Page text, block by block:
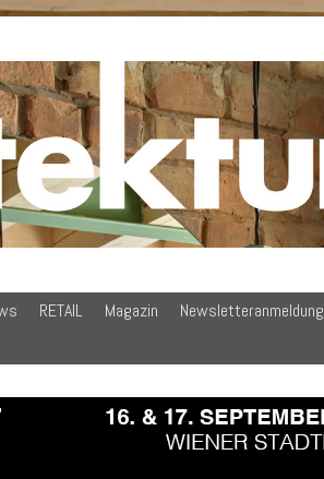
RETAIL Magazin Newsletteranmeldung